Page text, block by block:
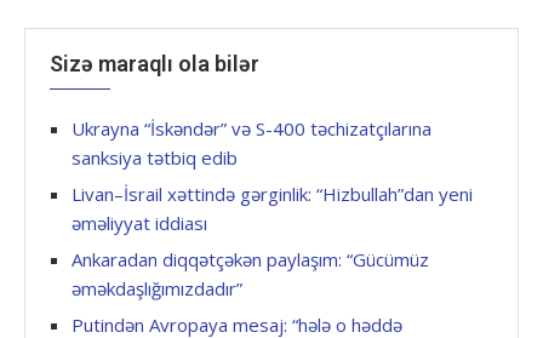
Sizə maraqlı ola bilər
Ukrayna “İskəndər” və S-400 təchizatçılarına
sanksiya tətbiq edib
Livan–İsrail xəttində gərginlik: “Hizbullah”dan yeni
əməliyyat iddiası
Ankaradan diqqətçəkən paylaşım: “Gücümüz
əməkdaşlığımızdadır”
Putindən Avropaya mesaj: “hələ o həddə